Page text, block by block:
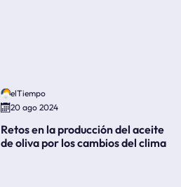
elTiempo
20 ago 2024
Retos en la producción del aceite
de oliva por los cambios del clima